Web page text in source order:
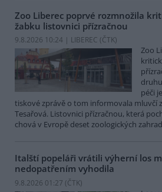
Zoo Liberec poprvé rozmnožila
žabku listovnici přízračnou
9.8.2026 10:24 | LIBEREC (ČTK)
Zoo
péči
tiskové zprávě o tom informovala mluvčí
Tesařová. Listovnici přízračnou, která
chová v Evropě deset zoologických
Italští popeláři vrátili výherní los
nedopatřením vyhodila
9.8.2026 01:27 (ČTK)